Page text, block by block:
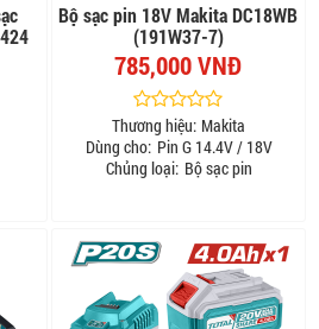
Bộ sạc pin 18V Makita DC18WB
(191W37-7)
785,000 VNĐ
Thương hiệu: Makita
Dùng cho: Pin G 14.4V / 18V
Chủng loại: Bộ sạc pin